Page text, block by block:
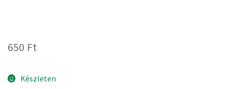
650 Ft
Készleten